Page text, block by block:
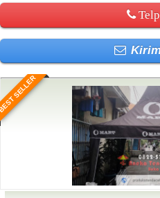
SELLER